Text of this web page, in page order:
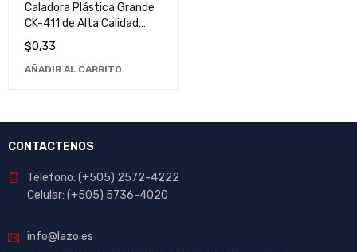
Caladora Plástica Grande
CK-411 de Alta Calidad
para Trabajos
Profesionales
$0,33
AÑADIR AL CARRITO
CONTACTENOS
Telefono: (+505) 2572-4222
Celular: (+505) 5736-4020
info@lazo.es